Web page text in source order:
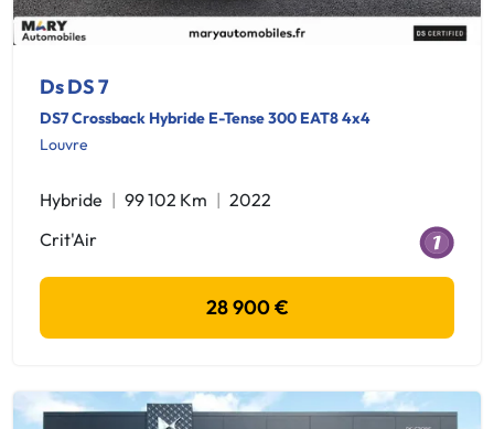
Ds DS 7
DS7 Crossback Hybride E-Tense 300 EAT8 4x4
Louvre
Hybride 99 102 Km
2022
Crit'Air
28 900 €